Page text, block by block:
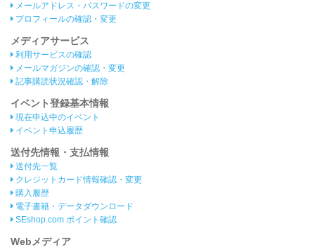
メールアドレス・パスワードの変更
プロフィールの確認・変更
メディアサービス
利用サービスの確認
メールマガジンの確認・変更
記事購読状況確認・解除
イベント登録基本情報
現在申込中のイベント
イベント申込履歴
送付先情報・支払情報
送付先一覧
クレジットカード情報確認・変更
購入履歴
電子書籍・データダウンロード
SEshop.com ポイント確認
Webメディア